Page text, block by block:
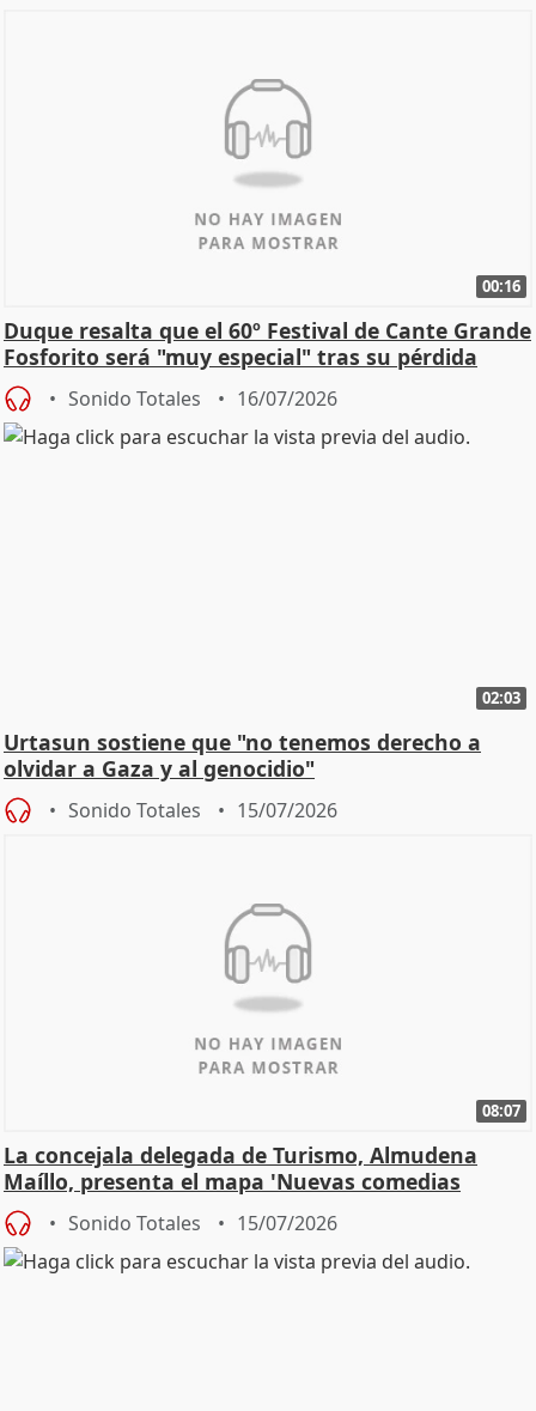
00:16
Duque resalta que el 60º Festival de Cante Grande
Fosforito será "muy especial" tras su pérdida
Sonido Totales 16/07/2026
02:03
Urtasun sostiene que "no tenemos derecho a
olvidar a Gaza y al genocidio"
Sonido Totales 15/07/2026
08:07
La concejala delegada de Turismo, Almudena
Maíllo, presenta el mapa 'Nuevas comedias
madrileñas'
Sonido Totales 15/07/2026